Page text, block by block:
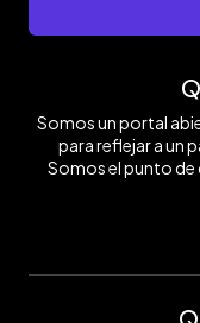
Somos un portal
para reflejar a un
Somos el punto de